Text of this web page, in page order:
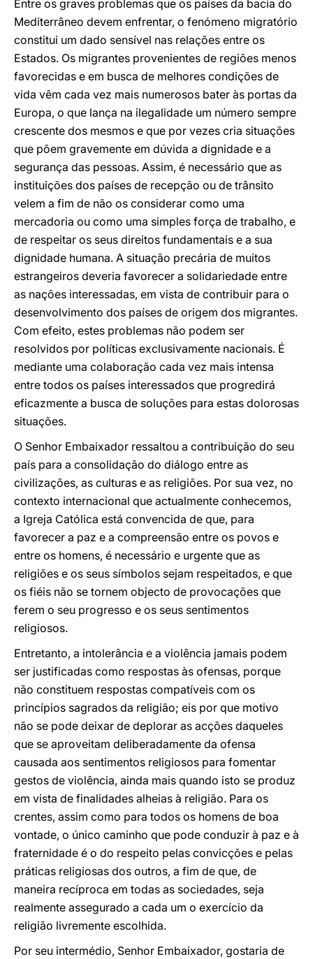
Entre os graves problemas que os países da bacia do
Mediterrâneo devem enfrentar, o fenómeno migratório
constitui um dado sensível nas relações entre os
Estados. Os migrantes provenientes de regiões menos
favorecidas e em busca de melhores condições de
vida vêm cada vez mais numerosos bater às portas da
Europa, o que lança na ilegalidade um número sempre
crescente dos mesmos e que por vezes cria situações
que põem gravemente em dúvida a dignidade e a
segurança das pessoas. Assim, é necessário que as
instituições dos países de recepção ou de trânsito
velem a fim de não os considerar como uma
mercadoria ou como uma simples força de trabalho, e
de respeitar os seus direitos fundamentais e a sua
dignidade humana. A situação precária de muitos
estrangeiros deveria favorecer a solidariedade entre
as nações interessadas, em vista de contribuir para o
desenvolvimento dos países de origem dos migrantes.
Com efeito, estes problemas não podem ser
resolvidos por políticas exclusivamente nacionais. É
mediante uma colaboração cada vez mais intensa
entre todos os países interessados que progredirá
eficazmente a busca de soluções para estas dolorosas
situações.
O Senhor Embaixador ressaltou a contribuição do seu
país para a consolidação do diálogo entre as
civilizações, as culturas e as religiões. Por sua vez, no
contexto internacional que actualmente conhecemos,
a Igreja Católica está convencida de que, para
favorecer a paz e a compreensão entre os povos e
entre os homens, é necessário e urgente que as
religiões e os seus símbolos sejam respeitados, e que
os fiéis não se tornem objecto de provocações que
ferem o seu progresso e os seus sentimentos
religiosos.
Entretanto, a intolerância e a violência jamais podem
ser justificadas como respostas às ofensas, porque
não constituem respostas compatíveis com os
princípios sagrados da religião; eis por que motivo
não se pode deixar de deplorar as acções daqueles
que se aproveitam deliberadamente da ofensa
causada aos sentimentos religiosos para fomentar
gestos de violência, ainda mais quando isto se produz
em vista de finalidades alheias à religião. Para os
crentes, assim como para todos os homens de boa
vontade, o único caminho que pode conduzir à paz e à
fraternidade é o do respeito pelas convicções e pelas
práticas religiosas dos outros, a fim de que, de
maneira recíproca em todas as sociedades, seja
realmente assegurado a cada um o exercício da
religião livremente escolhida.
Por seu intermédio, Senhor Embaixador, gostaria de